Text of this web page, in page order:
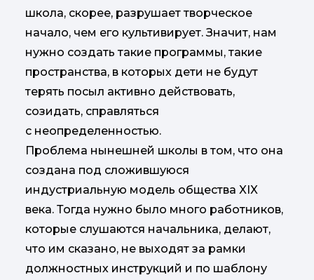
школа, скорее, разрушает творческое
начало, чем его культивирует. Значит, нам
нужно создать такие программы, такие
пространства, в которых дети не будут
терять посыл активно действовать,
созидать, справляться
с неопределенностью.
Проблема нынешней школы в том, что она
создана под сложившуюся
индустриальную модель общества XIX
века. Тогда нужно было много работников,
которые слушаются начальника, делают,
что им сказано, не выходят за рамки
должностных инструкций и по шаблону